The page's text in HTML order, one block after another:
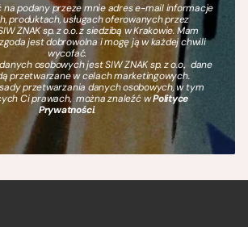
podany przeze mnie adres e-mail informacje
produktach, usługach oferowanych przez
ZNAK sp. z o.o. z siedzibą w Krakowie. Mam
jest dobrowolna i mogę ją w każdej chwili
wycofać.
osobowych jest SIW ZNAK sp. z o.o., dane
przetwarzane w celach marketingowych.
przetwarzania danych osobowych, w tym
Ci prawach, można znaleźć wPolityce
Prywatności.